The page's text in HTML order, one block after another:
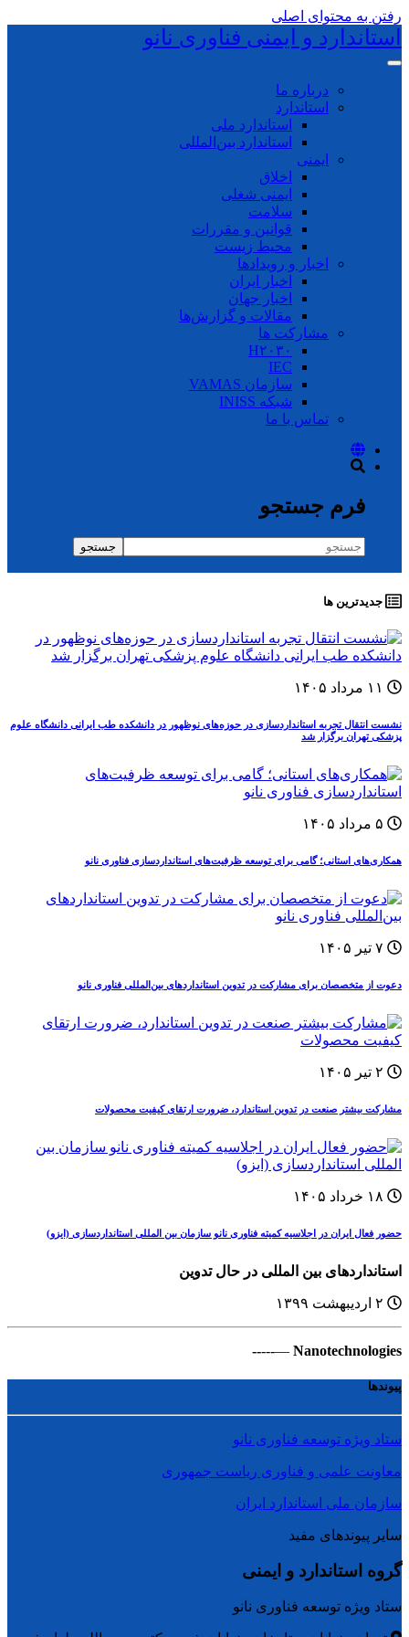
رفتن به محتوای اصلی
استاندارد و ایمنی فناوری نانو
درباره ما
استاندارد
استاندارد ملی
استاندارد بین‌المللی
ایمنی
اخلاق
ایمنی شغلی
سلامت
قوانین و مقررات
محیط زیست
اخبار و رویدادها
اخبار ایران
اخبار جهان
مقالات و گزارش‌ها
مشارکت ها
H۲۰۳۰
IEC
سازمان VAMAS
شبکه INISS
تماس با ما
فرم جستجو
جستجو
جدیدترین ها
نشست انتقال تجربه استانداردسازی در حوزه‌های نوظهور در دانشکده طب ایرانی دانشگاه علوم
پزشکی تهران برگزار شد
همکاری‌های استانی؛ گامی برای توسعه ظرفیت‌های استانداردسازی فناوری نانو
دعوت از متخصصان برای مشارکت در تدوین استانداردهای بین‌المللی فناوری نانو
مشارکت بیشتر صنعت در تدوین استاندارد، ضرورت ارتقای کیفیت محصولات
حضور فعال ایران در اجلاسیه کمیته فناوری نانو سازمان بین المللی استانداردسازی (ایزو)
استانداردهای بین المللی در حال تدوین
Nanotechnologies
—---
--
پیوندها
ستاد ویژه توسعه فناوری نانو
معاونت علمی و فناوری ریاست جمهوری
سازمان ملی استاندارد ایران
سایر پیوندهای مفید
گروه استاندارد و ایمنی
ستاد ویژه توسعه فناوری نانو